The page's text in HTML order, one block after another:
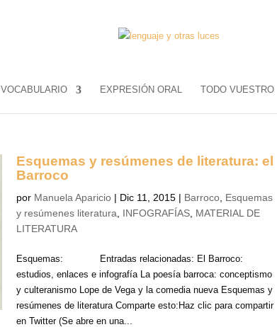
VOCABULARIO EXPRESIÓN ORAL TODO VUESTRO
Esquemas y resúmenes de literatura: el
Barroco
por Manuela Aparicio | Dic 11, 2015 | Barroco Esquemas
y resúmenes literatura
INFOGRAFÍAS MATERIAL DE
LITERATURA
Esquemas: Entradas relacionadas: El Barroco:
estudios, enlaces e infografía La poesía barroca: conceptismo
y culteranismo Lope de Vega y la comedia nueva Esquemas y
resúmenes de literatura Comparte esto:Haz clic para compartir
en Twitter (Se abre en una...